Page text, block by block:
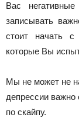
Вас
записывать
стоит начать с
которые Вы
Мы не может не
депрессии важно
по скайпу.